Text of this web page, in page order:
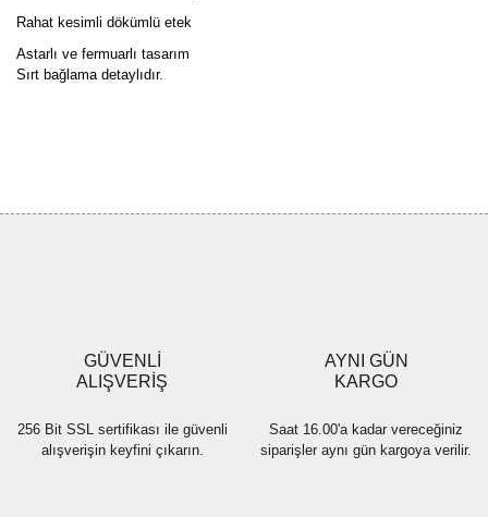
Rahat kesimli dökümlü etek
Astarlı ve fermuarlı tasarım
Sırt bağlama detaylıdır.
Ürün fiyatı diğer sitelerden daha pahalı.
Bu ürüne benzer farklı alternatifler olmalı.
GÜVENLİ
ALIŞVERİŞ
256 Bit SSL sertifikası ile güvenli
alışverişin keyfini çıkarın.
AYNI GÜN
KARGO
Saat 16.00'a kadar vereceğiniz
siparişler aynı gün kargoya verilir.